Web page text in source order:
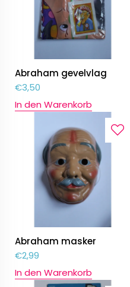
Abraham gevelvlag
€3,50
In den Warenkorb
Abraham masker
€2,99
In den Warenkorb